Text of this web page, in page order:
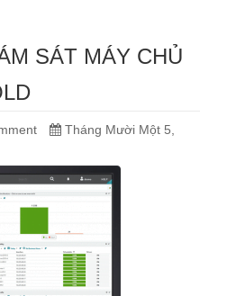
SÁT MÁY CHỦ
Tháng Mười Một 5,